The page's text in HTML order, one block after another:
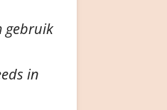
gebruik
in